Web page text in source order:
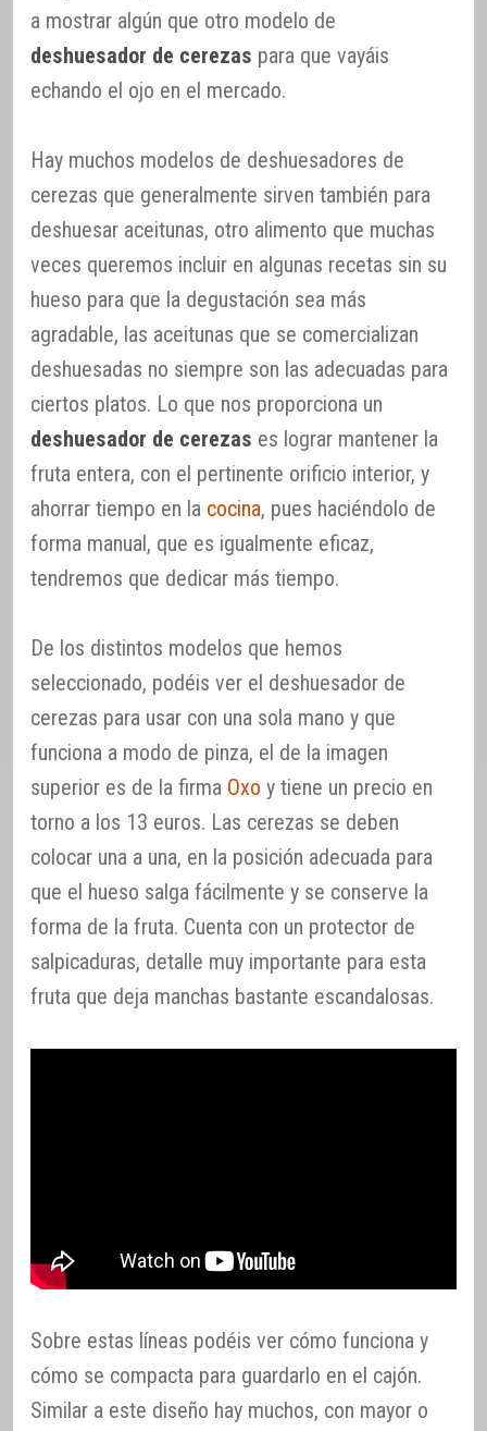
a mostrar algún que otro modelo de
deshuesador de cerezas para que vayáis
echando el ojo en el mercado.
Hay muchos modelos de deshuesadores de
cerezas que generalmente sirven también para
deshuesar aceitunas, otro alimento que muchas
veces queremos incluir en algunas recetas sin su
hueso para que la degustación sea más
agradable, las aceitunas que se comercializan
deshuesadas no siempre son las adecuadas para
ciertos platos. Lo que nos proporciona un
deshuesador de cerezas es lograr mantener la
fruta entera, con el pertinente orificio interior, y
ahorrar tiempo en la cocina, pues haciéndolo de
forma manual, que es igualmente eficaz,
tendremos que dedicar más tiempo.
De los distintos modelos que hemos
seleccionado, podéis ver el deshuesador de
cerezas para usar con una sola mano y que
funciona a modo de pinza, el de la imagen
superior es de la firma Oxo y tiene un precio en
torno a los 13 euros. Las cerezas se deben
colocar una a una, en la posición adecuada para
que el hueso salga fácilmente y se conserve la
forma de la fruta. Cuenta con un protector de
salpicaduras, detalle muy importante para esta
fruta que deja manchas bastante escandalosas.
Sobre estas líneas podéis ver cómo funciona y
cómo se compacta para guardarlo en el cajón.
Similar a este diseño hay muchos, con mayor o